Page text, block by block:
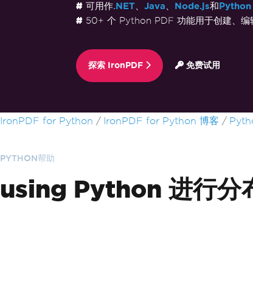
可用作.NET、 Java Node.js和 Python
50+ 个 Python PDF 功能用于创建、编
探索 IronPDF 免费试用
跳至页脚内容
IronPDF for Python IronPDF for Python 博客
PYTHON帮助
using Python 进行分